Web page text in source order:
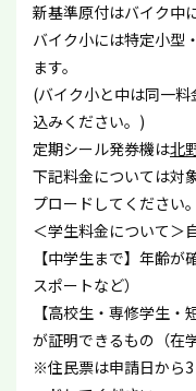
新基準原付はバイク中
バイク小には特定小型
ます。
(バイク小と中は同一
込みください。)
定期シール発券機は北
下記料金については対
プロードしてください。
＜学生料金について＞
【中学生まで】年齢
スポートなど）
【高校生・専修学生
が証明できるもの（在
※住民票は申請日から